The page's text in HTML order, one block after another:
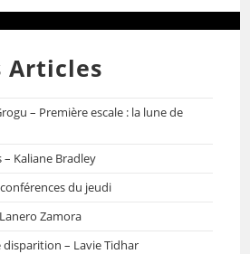
Articles
– Première escale : la lune de
Kaliane Bradley
du jeudi
Zamora
disparition – Lavie Tidhar